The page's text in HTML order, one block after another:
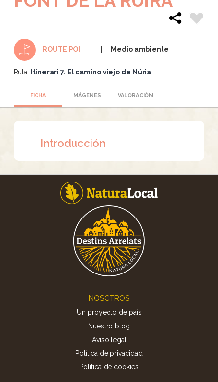
ROUTE POI Medio ambiente
Ruta: Itinerari 7. El camino viejo de Núria
FICHA IMÁGENES VALORACIÓN
Introducción
NOSOTROS
Un proyecto de país
Nuestro blog
Aviso legal
Política de privacidad
Politica de cookies